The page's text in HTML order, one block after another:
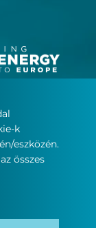
k
eszközén.
összes